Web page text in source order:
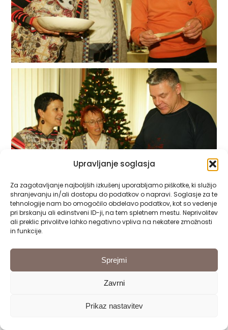
Upravljanje soglasja
Za zagotavljanje najboljših izkušenj uporabljamo piškotke, ki služijo
shranjevanju in/ali dostopu do podatkov o napravi. Soglasje za te
tehnologije nam bo omogočilo obdelavo podatkov, kot so vedenje
pri brskanju ali edinstveni ID-ji, na tem spletnem mestu. Neprivolitev
ali preklic privolitve lahko negativno vpliva na nekatere zmožnosti
in funkcije.
Sprejmi
Zavrni
Prikaz nastavitev